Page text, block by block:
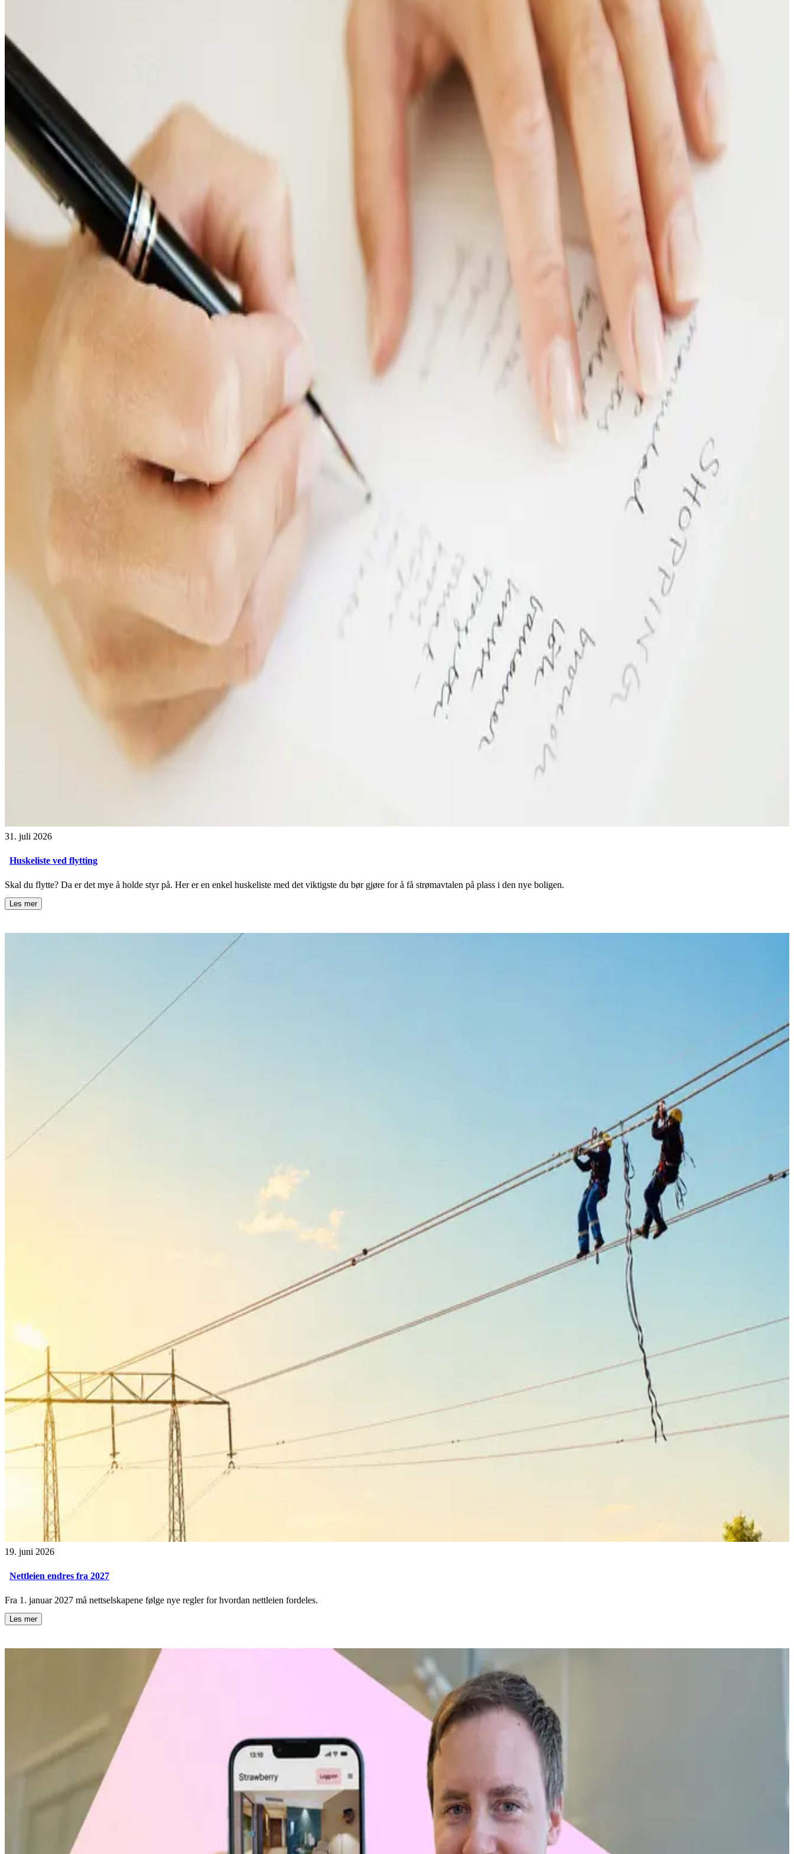
31. juli 2026
Huskeliste ved flytting
Skal du flytte? Da er det mye å holde styr på. Her er en enkel huskeliste med det viktigste du bør gjøre for å få strømavtalen på plass i den nye boligen.
Les mer
ved å åpne
19. juni 2026
Nettleien endres fra 2027
Fra 1. januar 2027 må nettselskapene følge nye regler for hvordan nettleien fordeles.
Les mer
ved å åpne